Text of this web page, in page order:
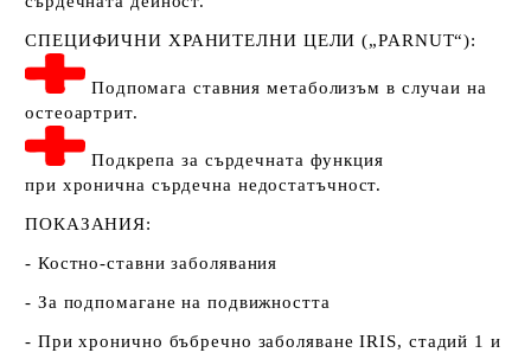
СПЕЦИФИЧНИ ХРАНИТЕЛНИ ЦЕЛИ („PARNUT“):
Подпомага ставния метаболизъм в случаи на
остеоартрит.
Подкрепа за сърдечната функция
при хронична сърдечна недостатъчност.
ПОКАЗАНИЯ:
- Костно-ставни заболявания
- За подпомагане на подвижността
- При хронично бъбречно заболяване IRIS, стадий 1 и